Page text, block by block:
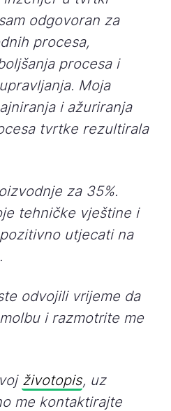
odgovoran za
procesa,
procesa i
Moja
i ažuriranja
tvrtke rezultirala
za 35%.
tehničke vještine i
utjecati na
odvojili vrijeme da
i razmotrite me
životopis, uz
me kontaktirajte